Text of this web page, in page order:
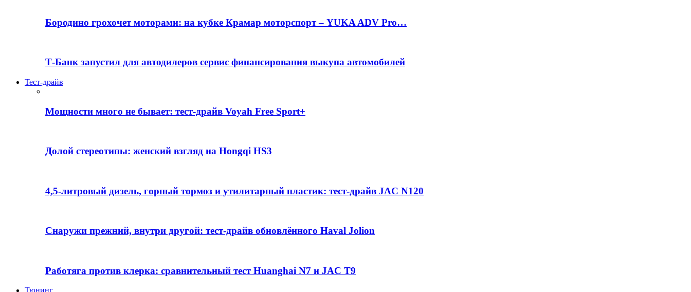
Бородино грохочет моторами: на кубке Крамар моторспорт – YUKA ADV Pro…
Т-Банк запустил для автодилеров сервис финансирования выкупа автомобилей
Тест-драйв
Мощности много не бывает: тест-драйв Voyah Free Sport+
Долой стереотипы: женский взгляд на Hongqi HS3
4,5-литровый дизель, горный тормоз и утилитарный пластик: тест-драйв JAC N120
Снаружи прежний, внутри другой: тест-драйв обновлённого Haval Jolion
Работяга против клерка: сравнительный тест Huanghai N7 и JAC T9